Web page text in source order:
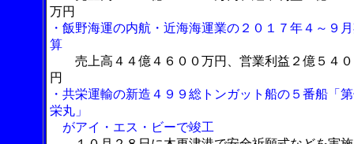
万円
・飯野海運の内航・近海海運業の２０１７年４～９
算
売上高４４億４６００万円、営業利益２億５４
円
・共栄運輸の新造４９９総トンガット船の５番船「
栄丸」
がアイ・エス・ビーで竣工